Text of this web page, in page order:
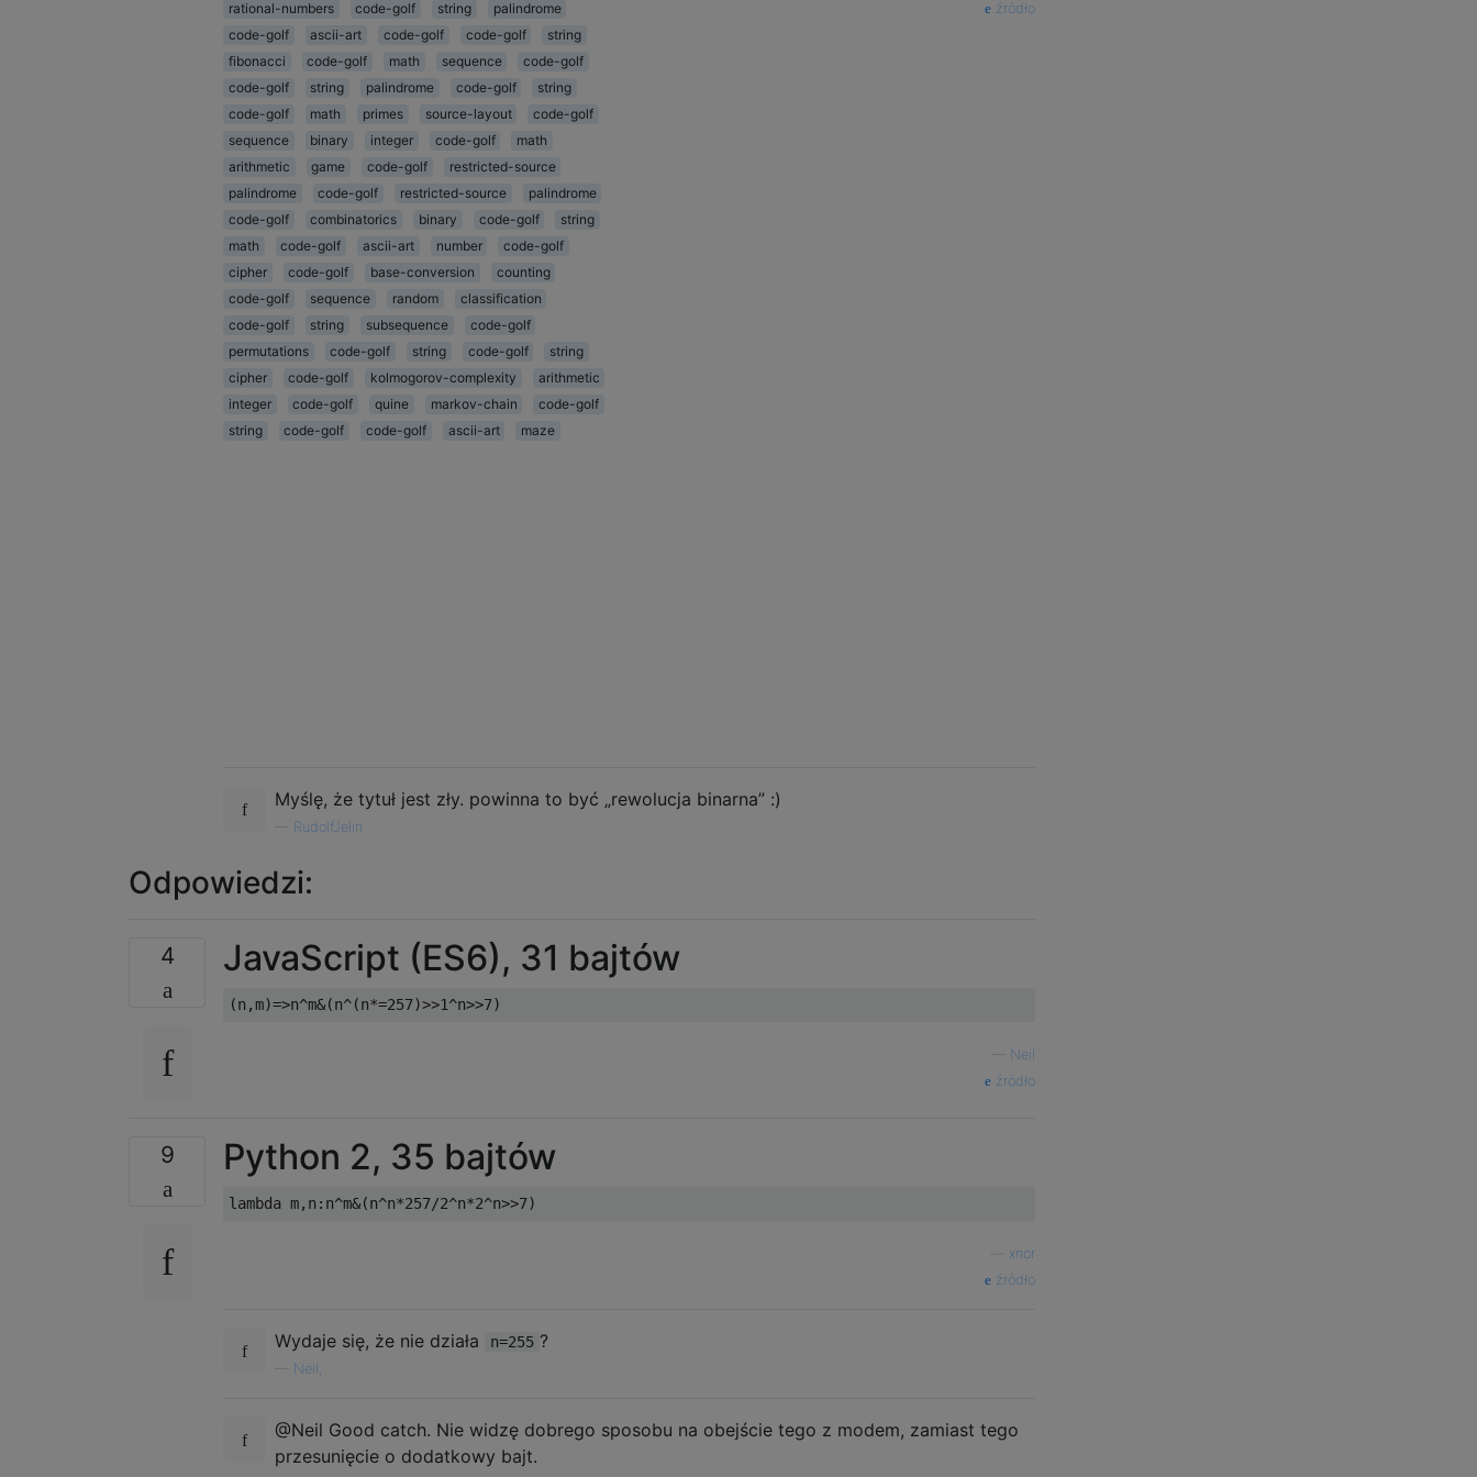
rational-numbers
code-golf string
palindrome
code-golf
ascii-art code-golf code-golf
string
fibonacci
code-golf math sequence
code-golf
code-golf
string palindrome code-golf
string
code-golf
math primes source-layout
code-golf
sequence
binary integer code-golf
math
arithmetic
game code-golf
restricted-source
palindrome
code-golf restricted-source
palindrome
code-golf
combinatorics binary code-golf
string
math
code-golf ascii-art number
code-golf
cipher
code-golf base-conversion
counting
code-golf
sequence random
classification
code-golf
string subsequence
code-golf
permutations
code-golf string code-golf
string
cipher
code-golf kolmogorov-complexity
arithmetic
integer
code-golf quine markov-chain
code-golf
string
code-golf code-golf ascii-art maze
źródło
Myślę, że tytuł jest zły. powinna to być „rewolucja binarna” :)
RudolfJelin
Odpowiedzi:
4 JavaScript (ES6), 31 bajtów
Neil
źródło
9 Python 2, 35 bajtów
lambda m, n : n^m&(n^n*257/2^n*2^n>>7)
xnor
źródło
Wydaje się, że nie działa n=255 ?
Neil,
@Neil Good catch. Nie widzę dobrego sposobu na obejście tego z modem, zamiast tego
przesunięcie o dodatkowy bajt.